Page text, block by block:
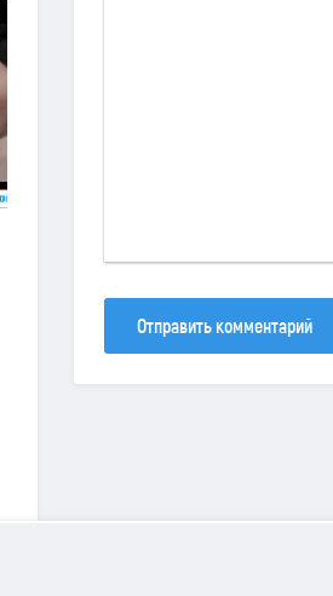
Отправить комментарий